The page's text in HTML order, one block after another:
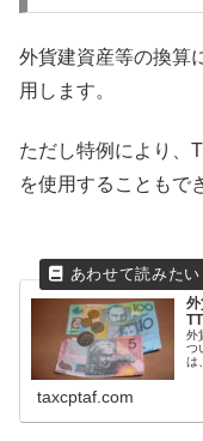
外貨建資産等の換算
用します。
ただし特例により、
を使用することもで
外
つ
は
taxcptaf.com